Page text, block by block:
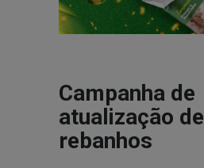
Campanha de
atualização de
rebanhos